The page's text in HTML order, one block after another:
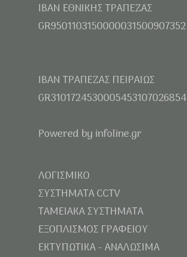
IBAN ΕΘΝΙΚΗΣ ΤΡΑΠΕΖΑΣ
GR9501103150000031500907352
IBAN ΤΡΑΠΕΖΑΣ ΠΕΙΡΑΙΩΣ
GR3101724530005453107026854
Powered by infoline.gr
ΛΟΓΙΣΜΙΚΟ
ΣΥΣΤΗΜΑΤΑ CCTV
ΤΑΜΕΙΑΚΑ ΣΥΣΤΗΜΑΤΑ
ΕΞΟΠΛΙΣΜΟΣ ΓΡΑΦΕΙΟΥ
ΕΚΤΥΠΩΤΙΚΑ - ΑΝΑΛΩΣΙΜΑ